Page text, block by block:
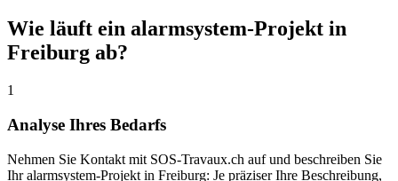
Wie läuft ein alarmsystem-Projekt in
Freiburg ab?
1
Analyse Ihres Bedarfs
Nehmen Sie Kontakt mit SOS-Travaux.ch auf und beschreiben Sie
Ihr alarmsystem-Projekt in Freiburg: Je präziser Ihre Beschreibung,